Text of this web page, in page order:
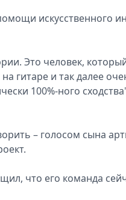
искусственного
Это чeловек,
гитaре и так далее
100%-ного
– голосом сына
что его команда